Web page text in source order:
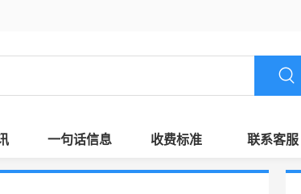
一句话信息 收费标准 联系客服